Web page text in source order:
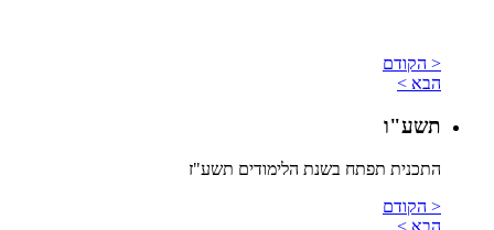
< הקודם
הבא >
תשע"ו
התכנית תפתח בשנת הלימודים תשע"ז
< הקודם
הבא >